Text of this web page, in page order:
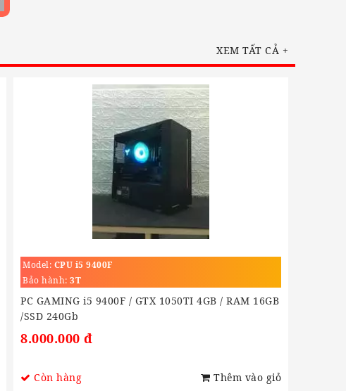
XEM TẤT CẢ +
Model: CPU i5 9400F
Bảo hành: 3T
PC GAMING i5 9400F / GTX 1050TI 4GB / RAM 16GB
/SSD 240Gb
8.000.000 đ
Còn hàng Thêm vào giỏ